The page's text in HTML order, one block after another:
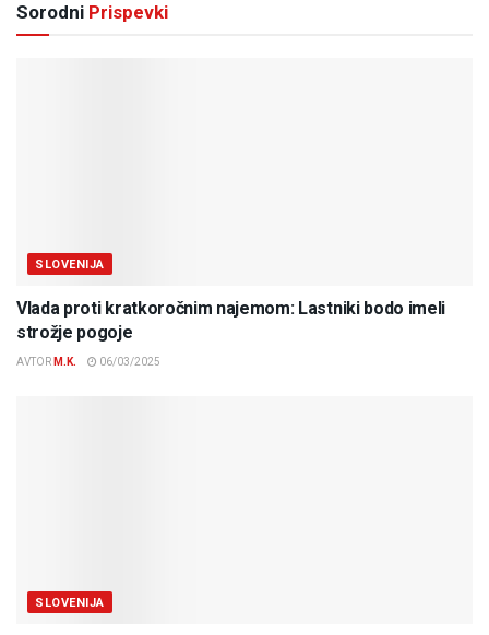
Sorodni Prispevki
SLOVENIJA
Vlada proti kratkoročnim najemom: Lastniki bodo imeli
strožje pogoje
AVTOR M.K. 06/03/2025
SLOVENIJA